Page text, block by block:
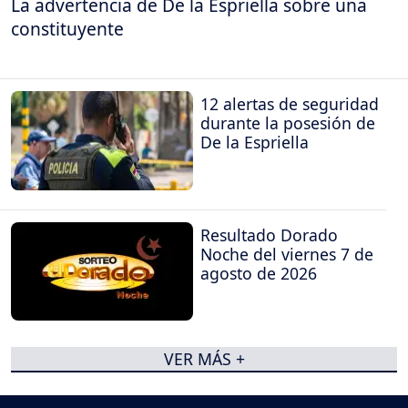
constituyente
12 alertas de seguridad
durante la posesión de
De la Espriella
Resultado Dorado
Noche del viernes 7 de
agosto de 2026
VER MÁS +